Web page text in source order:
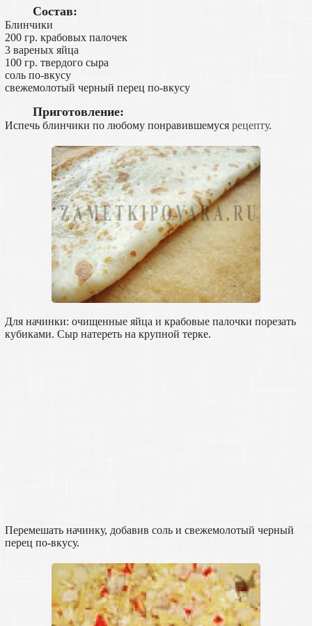
Состав:
Блинчики
200 гр. крабовых палочек
3 вареных яйца
100 гр. твердого сыра
соль по-вкусу
свежемолотый черный перец по-вкусу
Приготовление:
Испечь блинчики по любому понравившемуся рецепту.
Для начинки: очищенные яйца и крабовые палочки порезать
кубиками. Сыр натереть на крупной терке.
Перемешать начинку, добавив соль и свежемолотый черный
перец по-вкусу.